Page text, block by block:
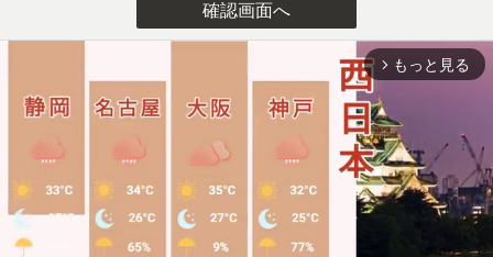
確認画面へ
arrow_forward_ios もっと見る